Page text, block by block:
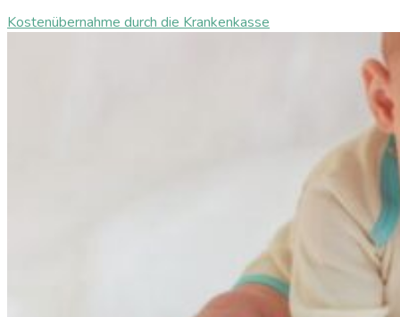
Kostenübernahme durch die Krankenkasse